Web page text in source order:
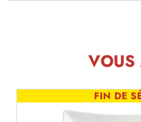
VOUS
FIN DE